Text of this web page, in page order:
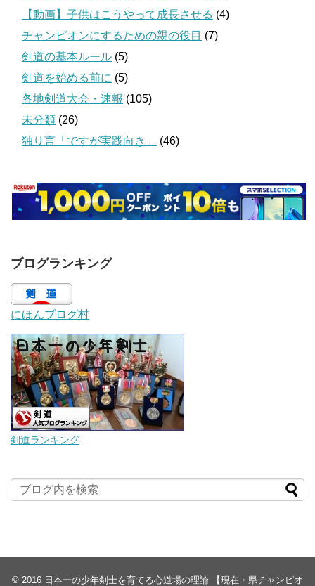
【動画】子供はこうやって成長させる (4)
チャンピオンにするための親の役目 (7)
剣道の基本ルール (5)
剣道を始める前に (5)
各地剣道大会・速報 (105)
未分類 (26)
独り言「ですが実践向き」
(46)
ブログランキング
にほんブログ村
剣道ランキング
© 2016 日本一の少年剣士を育てる心道場の理論 【現在・県チャンピオ